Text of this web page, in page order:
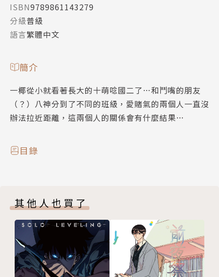
ISBN9789861143279
分級普級
語言繁體中文
簡介
一椰從小就看著長大的十萌唸國二了…和鬥嘴的朋友
（？）八神分到了不同的班級，愛賭氣的兩個人一直沒
辦法拉近距離，這兩個人的關係會有什麼結果…
目錄
其他人也買了